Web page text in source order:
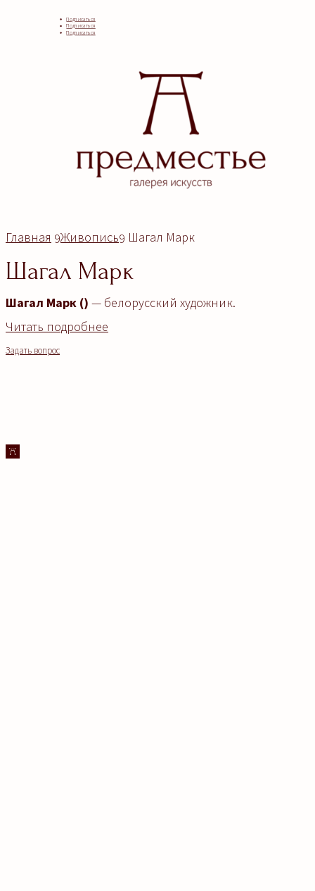
Подписаться
Подписаться
Подписаться
Главная 9Живопись9 Шагал Марк
Шагал Марк
Шагал Марк () — белорусский художник.
Читать подробнее
Задать вопрос